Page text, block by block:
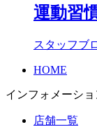
運動習
スタッフブ
HOME
インフォメーショ
店舗一覧